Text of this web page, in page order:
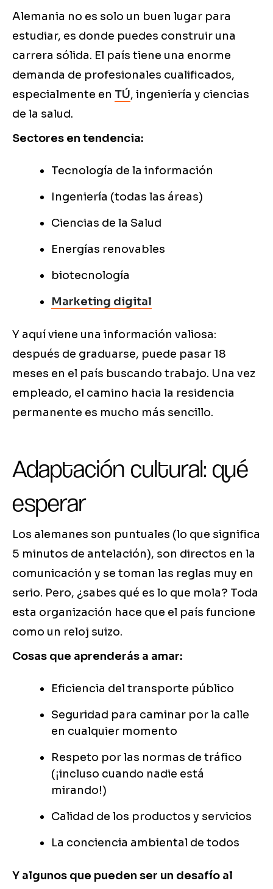
Alemania no es solo un buen lugar para
estudiar, es donde puedes construir una
carrera sólida. El país tiene una enorme
demanda de profesionales cualificados,
especialmente en TÚ, ingeniería y ciencias
de la salud.
Sectores en tendencia:
Tecnología de la información
Ingeniería (todas las áreas)
Ciencias de la Salud
Energías renovables
biotecnología
Marketing digital
Y aquí viene una información valiosa:
después de graduarse, puede pasar 18
meses en el país buscando trabajo. Una vez
empleado, el camino hacia la residencia
permanente es mucho más sencillo.
Adaptación cultural: qué
esperar
Los alemanes son puntuales (lo que significa
5 minutos de antelación), son directos en la
comunicación y se toman las reglas muy en
serio. Pero, ¿sabes qué es lo que mola? Toda
esta organización hace que el país funcione
como un reloj suizo.
Cosas que aprenderás a amar:
Eficiencia del transporte público
Seguridad para caminar por la calle
en cualquier momento
Respeto por las normas de tráfico
(¡incluso cuando nadie está
mirando!)
Calidad de los productos y servicios
La conciencia ambiental de todos
Y algunos que pueden ser un desafío al